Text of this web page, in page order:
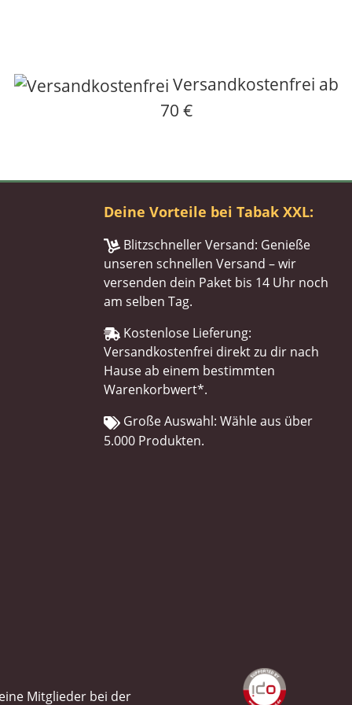
Versandkostenfrei ab
70 €
Deine Vorteile bei Tabak XXL:
Blitzschneller Versand: Genieße
unseren schnellen Versand – wir
versenden dein Paket bis 14 Uhr noch
am selben Tag.
Kostenlose Lieferung:
Versandkostenfrei direkt zu dir nach
Hause ab einem bestimmten
Warenkorbwert*.
Große Auswahl: Wähle aus über
5.000 Produkten.
Mitglieder bei der